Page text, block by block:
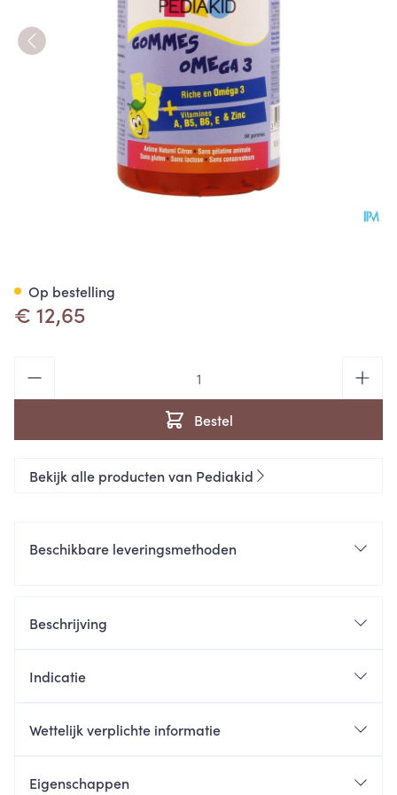
€ 12,65
Bestel
Op bestelling
Bekijk alle producten van Pediakid
Beschikbare leveringsmethoden
Beschrijving
Indicatie
Wettelijk verplichte informatie
Eigenschappen